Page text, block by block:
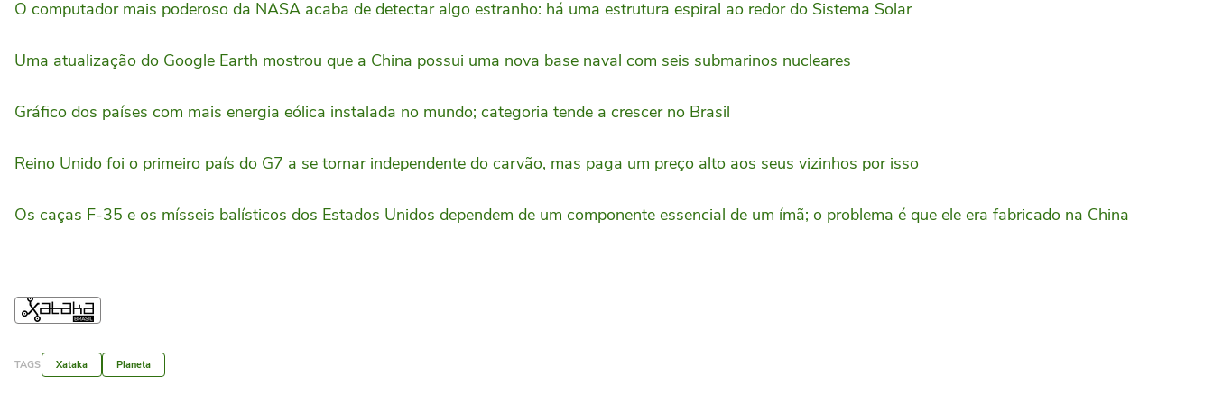
O computador mais poderoso da NASA acaba de detectar algo estranho: há uma estrutura espiral ao redor do Sistema Solar
Uma atualização do Google Earth mostrou que a China possui uma nova base naval com seis submarinos nucleares
Gráfico dos países com mais energia eólica instalada no mundo; categoria tende a crescer no Brasil
Reino Unido foi o primeiro país do G7 a se tornar independente do carvão, mas paga um preço alto aos seus vizinhos por isso
Os caças F-35 e os mísseis balísticos dos Estados Unidos dependem de um componente essencial de um ímã; o problema é que ele era fabricado na China
TAGS Xataka Planeta